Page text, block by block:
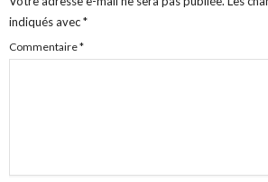
indiqués avec*
Commentaire*